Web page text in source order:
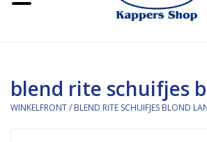
Kaaral
blend rite schuifjes
WINKELFRONT/ BLEND RITE SCHUIFJES BLOND